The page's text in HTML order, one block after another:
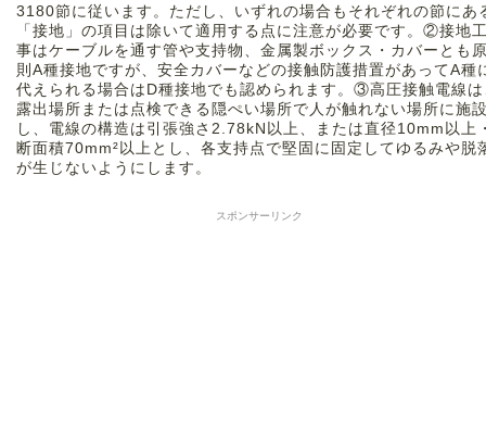
3180節に従います。ただし、いずれの場合もそれぞれの節にあ
「接地」の項目は除いて適用する点に注意が必要です。②接地
事はケーブルを通す管や支持物、金属製ボックス・カバーとも
則A種接地ですが、安全カバーなどの接触防護措置があってA種
代えられる場合はD種接地でも認められます。③高圧接触電線
露出場所または点検できる隠ぺい場所で人が触れない場所に施
し、電線の構造は引張強さ2.78kN以上、または直径10mm以上
断面積70mm²以上とし、各支持点で堅固に固定してゆるみや脱
が生じないようにします。
スポンサーリンク